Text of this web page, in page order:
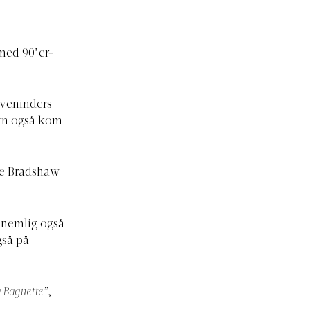
90’er-
også kom
Bradshaw
også
på
Baguette”,